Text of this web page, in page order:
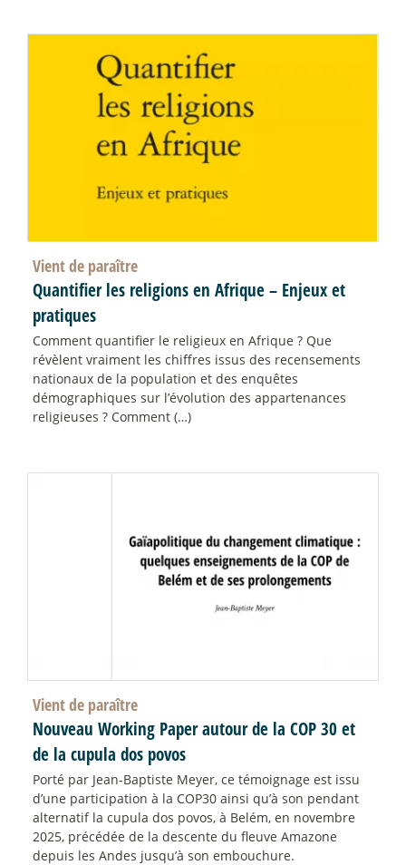
Vient de paraître
Quantifier les religions en Afrique – Enjeux et
pratiques
Comment quantifier le religieux en Afrique ? Que
révèlent vraiment les chiffres issus des recensements
nationaux de la population et des enquêtes
démographiques sur l’évolution des appartenances
religieuses ? Comment (…)
Vient de paraître
Nouveau Working Paper autour de la COP 30 et
de la cupula dos povos
Porté par Jean-Baptiste Meyer, ce témoignage est issu
d’une participation à la COP30 ainsi qu’à son pendant
alternatif la cupula dos povos, à Belém, en novembre
2025, précédée de la descente du fleuve Amazone
depuis les Andes jusqu’à son embouchure.